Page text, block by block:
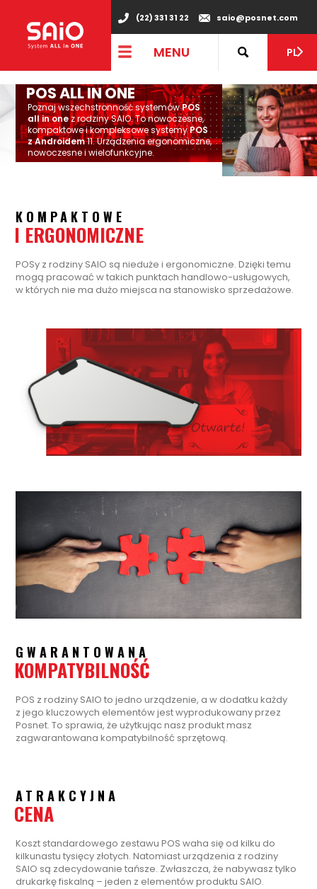
(22) 331 31 22 saio@posnet.com
MENU PL
POS ALL IN ONE
Poznaj wszechstronność systemówPOS
all in onez rodziny SAIO. To nowoczesne,
kompaktowe i kompleksowe systemyPOS
z Androidem11. Urządzenia ergonomiczne,
nowoczesne i wielofunkcyjne.
KOMPAKTOWE
I ERGONOMICZNE
POSy z rodziny SAIO są nieduże i ergonomiczne. Dzięki temu
mogą pracować w takich punktach handlowo-usługowych,
w których nie ma dużo miejsca na stanowisko sprzedażowe.
GWARANTOWANA
KOMPATYBILNOŚĆ
POS z rodziny SAIO to jedno urządzenie, a w dodatku każdy
z jego kluczowych elementów jest wyprodukowany przez
Posnet. To sprawia, że użytkując nasz produkt masz
zagwarantowana kompatybilność sprzętową.
ATRAKCYJNA
CENA
Koszt standardowego zestawu POS waha się od kilku do
kilkunastu tysięcy złotych. Natomiast urządzenia z rodziny
SAIO są zdecydowanie tańsze. Zwłaszcza, że nabywasz tylko
drukarkę fiskalną – jeden z elementów produktu SAIO.